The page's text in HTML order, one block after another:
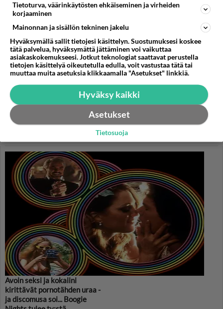
HOROSKOOPPI
8.8.2026
Valitse oma tähtimerkkisi ja lue päivän horoskooppi!
Avoin seksi ja kokaiini
kirittävät pornotähden uraa -
ja discomusa soi... Boogie
Tietoturva, väärinkäytösten ehkäiseminen ja virheiden
korjaaminen
Mainonnan ja sisällön tekninen jakelu
Hyväksymällä sallit tietojesi käsittelyn. Suostumuksesi koskee
tätä palvelua, hyväksymättä jättäminen voi vaikuttaa
asiakaskokemukseesi. Jotkut teknologiat saattavat perustella
tietojen käsittelyä oikeutetulla edulla, voit vastustaa tätä tai
muuttaa muita asetuksia klikkaamalla "Asetukset" linkkiä.
Hyväksy kaikki
Asetukset
Tietosuoja